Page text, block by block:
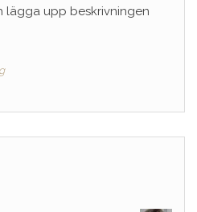
lägga upp beskrivningen